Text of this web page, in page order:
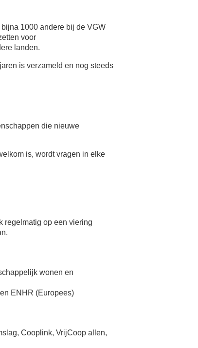
1000 andere bij de VGW
voor
landen.
is verzameld en nog steeds
die nieuwe
is, wordt vragen in elke
regelmatig op een viering
wonen en
ENHR (Europees)
Cooplink, VrijCoop allen,